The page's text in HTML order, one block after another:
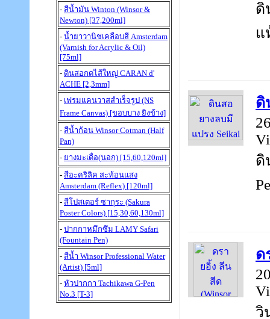
- สีน้ำมัน Winton (Winsor &
Newton) [37,200ml]
- น้ำยาวานิชเคลือบสี Amsterdam
(Varnish for Acrylic & Oil)
[75ml]
- ดินสอกดไส้ใหญ่ CARAN d'
ACHE [2,3mm]
- เฟรมแคนวาสสำเร็จรูป (NS
Frame Canvas) [ขอบบาง ยิงข้าง]
- สีน้ำก้อน Winsor Cotman (Half
Pan)
- ยางมะเดื่อ(นอก) [15,60,120ml]
- สีอะคริลิค สะท้อนแสง
Amsterdam (Reflex) [120ml]
- สีโปสเตอร์ ซากุระ (Sakura
Poster Colors) [15,30,60,130ml]
- ปากกาหมึกซึม LAMY Safari
(Fountain Pen)
- สีน้ำ Winsor Professional Water
(Artist) [5ml]
- หัวปากกา Tachikawa G-Pen
No.3 [T-3]
ดิ
แ
ดิ
ดิ
ด
วิ